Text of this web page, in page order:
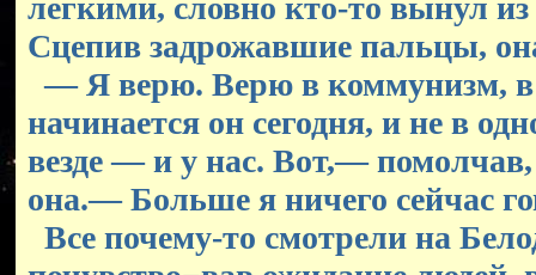
легкими, словно кто-то вынул
Сцепив задрожавшие пальцы,
— Я верю. Верю в коммунизм, в
начинается он сегодня, и не в
везде — и у нас. Вот,—
она.— Больше я ничего сейчас
Все почему-то смотрели на